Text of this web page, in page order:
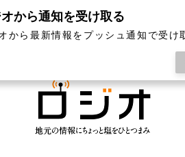
特集 記事ランキング
オから通知を受け取る
から最新情報をプッシュ通知で受け